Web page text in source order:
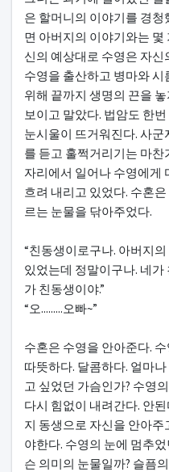
은 할머니의 이야기를 경
면 아버지의 이야기와는 몇
신의 예상대로 수영은 자
수영을 출산하고 병마와
위해 끝까지 생명의 끈을
보이고 말았다. 법암도 한
눈시울이 뜨거워진다. 사
를 듣고 훌쩍거리기는 마
자리에서 일어나 수영에게
흐려 내리고 있었다. 수혼
르는 눈물을 닦아주었다.
“친동생이로구나. 아버지
있었는데 정말이구나. 네
가 친동생이야.”
“오.........오빠~”
수혼은 수영을 안아준다.
따뜻하다. 달콤하다. 얼마
고 싶었던 가슴인가? 수영
다시 힘없이 내려간다. 안
지 동생으로 자신을 안아주
야한다. 수영의 눈에 멈추
슨 의미의 눈물일까? 슬픔